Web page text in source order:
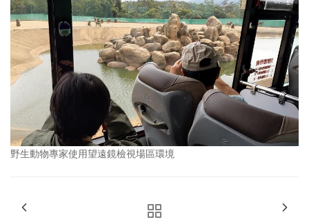
野生動物專家使用望遠鏡檢視場區環境